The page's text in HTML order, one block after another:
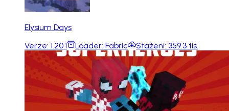
Elysium Days
Verze: 1.20.1 Loader: Fabric Stažení: 359.3 tis.